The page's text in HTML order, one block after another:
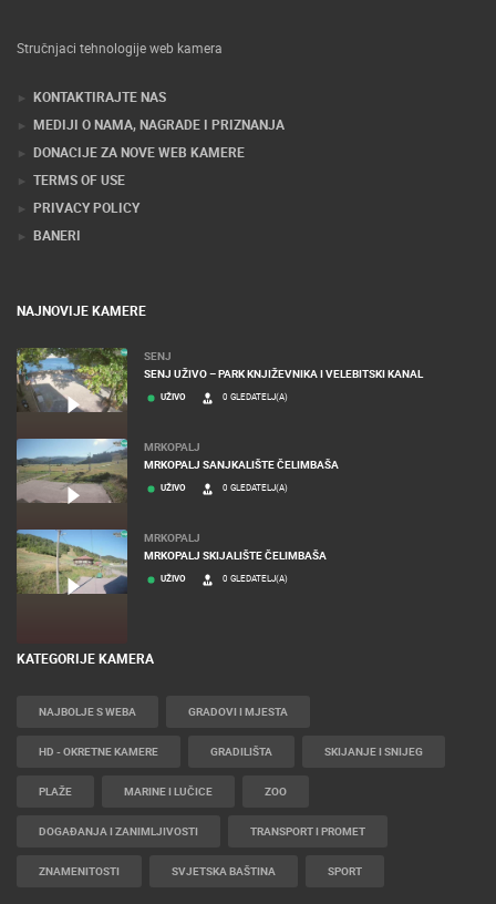
Stručnjaci tehnologije web kamera
KONTAKTIRAJTE NAS
MEDIJI O NAMA, NAGRADE I PRIZNANJA
DONACIJE ZA NOVE WEB KAMERE
TERMS OF USE
PRIVACY POLICY
BANERI
NAJNOVIJE KAMERE
SENJ
SENJ UŽIVO – PARK KNJIŽEVNIKA I VELEBITSKI KANAL
UŽIVO 0 GLEDATELJ(A)
MRKOPALJ
MRKOPALJ SANJKALIŠTE ČELIMBAŠA
UŽIVO 0 GLEDATELJ(A)
MRKOPALJ
MRKOPALJ SKIJALIŠTE ČELIMBAŠA
UŽIVO 0 GLEDATELJ(A)
KATEGORIJE KAMERA
NAJBOLJE S WEBA GRADOVI I MJESTA
HD - OKRETNE KAMERE GRADILIŠTA SKIJANJE I SNIJEG
PLAŽE MARINE I LUČICE ZOO
DOGAĐANJA I ZANIMLJIVOSTI TRANSPORT I PROMET
ZNAMENITOSTI SVJETSKA BAŠTINA SPORT